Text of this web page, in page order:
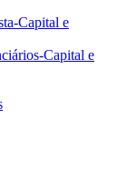
Capital e
Capital e